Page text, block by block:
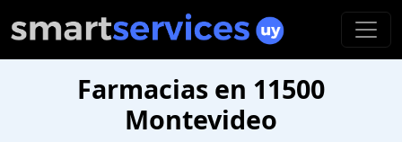
Farmacias en 11500
Montevideo